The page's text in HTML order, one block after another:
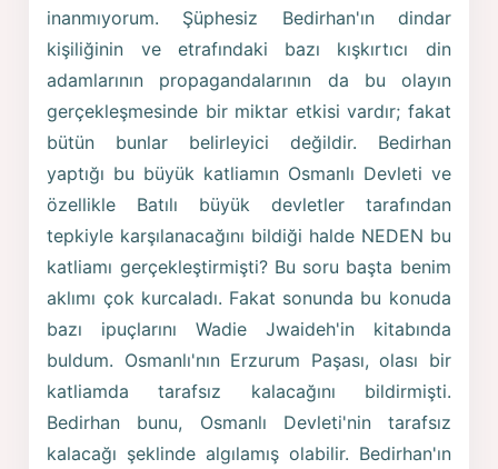
inanmıyorum. Şüphesiz Bedirhan'ın dindar
kişiliğinin ve etrafındaki bazı kışkırtıcı din
adamlarının propagandalarının da bu olayın
gerçekleşmesinde bir miktar etkisi vardır; fakat
bütün bunlar belirleyici değildir. Bedirhan
yaptığı bu büyük katliamın Osmanlı Devleti ve
özellikle Batılı büyük devletler tarafından
tepkiyle karşılanacağını bildiği halde NEDEN bu
katliamı gerçekleştirmişti? Bu soru başta benim
aklımı çok kurcaladı. Fakat sonunda bu konuda
bazı ipuçlarını Wadie Jwaideh'in kitabında
buldum. Osmanlı'nın Erzurum Paşası, olası bir
katliamda tarafsız kalacağını bildirmişti.
Bedirhan bunu, Osmanlı Devleti'nin tarafsız
kalacağı şeklinde algılamış olabilir. Bedirhan'ın